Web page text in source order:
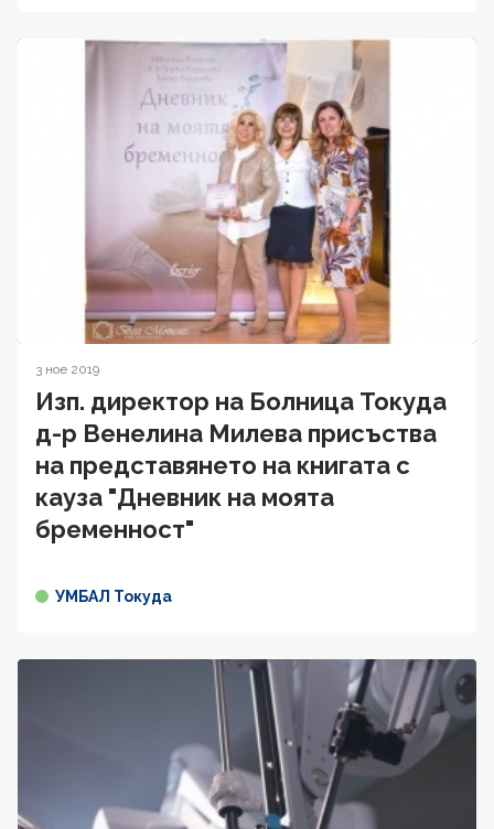
3 ное 2019
Изп. директор на Болница Токуда
д-р Венелина Милева присъства
на представянето на книгата с
кауза "Дневник на моята
бременност"
УМБАЛ Токуда